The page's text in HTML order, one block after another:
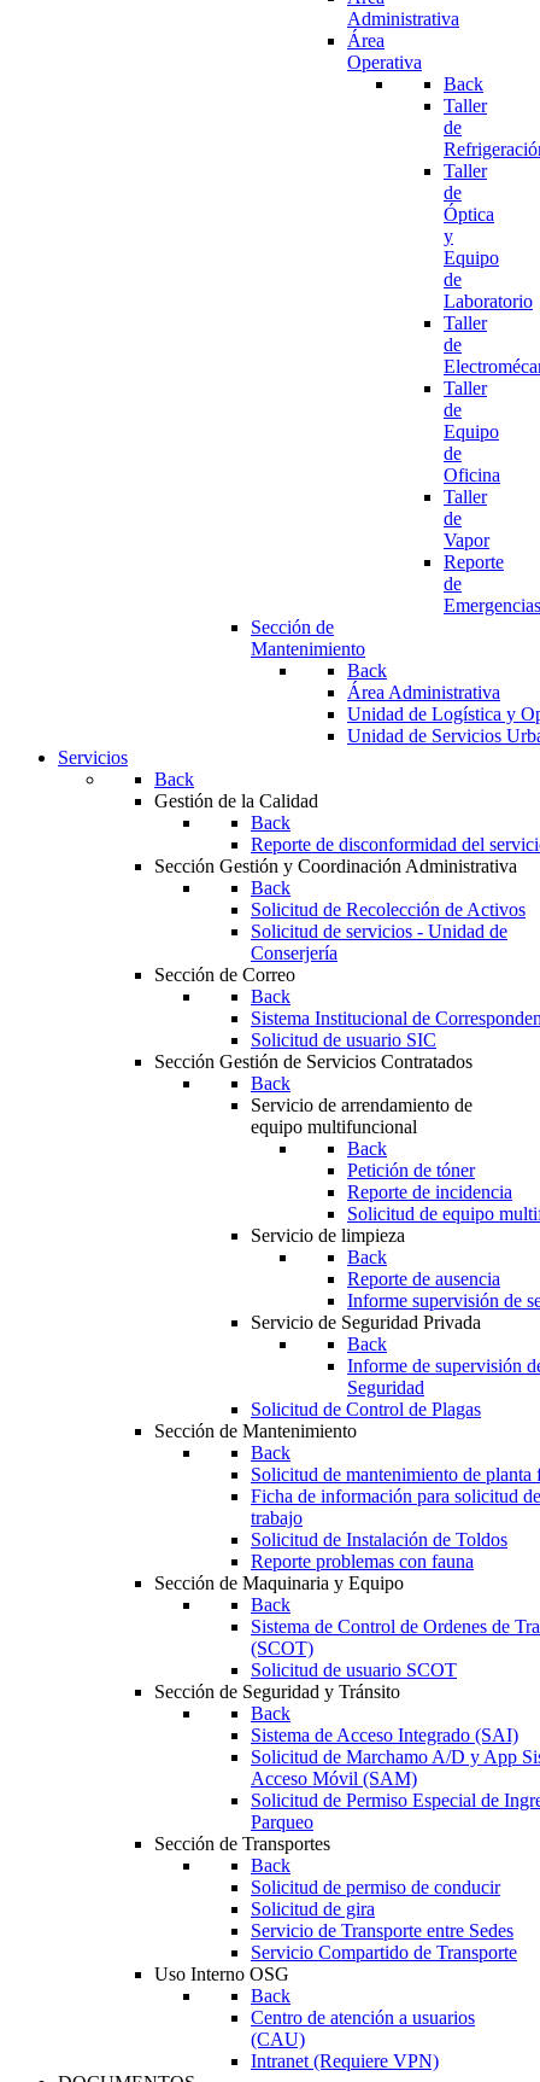
Administrativa
Área
Operativa
Back
Taller
de
Taller
de
Óptica
y
Equipo
de
Laboratorio
Taller
de
Taller
de
Equipo
de
Oficina
Taller
de
Vapor
Reporte
de
Emergencias
Sección de
Mantenimiento
Back
Área Administrativa
Unidad de Logística y
Unidad de Servicios
Servicios
Back
Gestión de la Calidad
Back
Reporte de disconformidad del
Sección Gestión y Coordinación Administrativa
Back
Solicitud de Recolección de Activos
Solicitud de servicios - Unidad de
Conserjería
Sección de Correo
Back
Sistema Institucional de
Solicitud de usuario SIC
Sección Gestión de Servicios Contratados
Back
Servicio de arrendamiento de
equipo multifuncional
Back
Petición de tóner
Reporte de incidencia
Solicitud de equipo
Servicio de limpieza
Back
Reporte de ausencia
Informe supervisión de
Servicio de Seguridad Privada
Back
Informe de supervisión
Seguridad
Solicitud de Control de Plagas
Sección de Mantenimiento
Back
Solicitud de mantenimiento de planta
Ficha de información para solicitud
trabajo
Solicitud de Instalación de Toldos
Reporte problemas con fauna
Sección de Maquinaria y Equipo
Back
Sistema de Control de Ordenes de
(SCOT)
Solicitud de usuario SCOT
Sección de Seguridad y Tránsito
Back
Sistema de Acceso Integrado (SAI)
Solicitud de Marchamo A/D y App
Acceso Móvil (SAM)
Solicitud de Permiso Especial de
Parqueo
Sección de Transportes
Back
Solicitud de permiso de conducir
Solicitud de gira
Servicio de Transporte entre Sedes
Servicio Compartido de Transporte
Uso Interno OSG
Back
Centro de atención a usuarios
(CAU)
Intranet (Requiere VPN)